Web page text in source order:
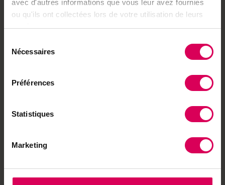
avec d'autres informations que vous leur avez fournies
ou qu'ils ont collectées lors de votre utilisation de leurs
services.
Nécessaires
Préférences
Statistiques
Marketing
Un inventeur biennois
primé à Paris pour son